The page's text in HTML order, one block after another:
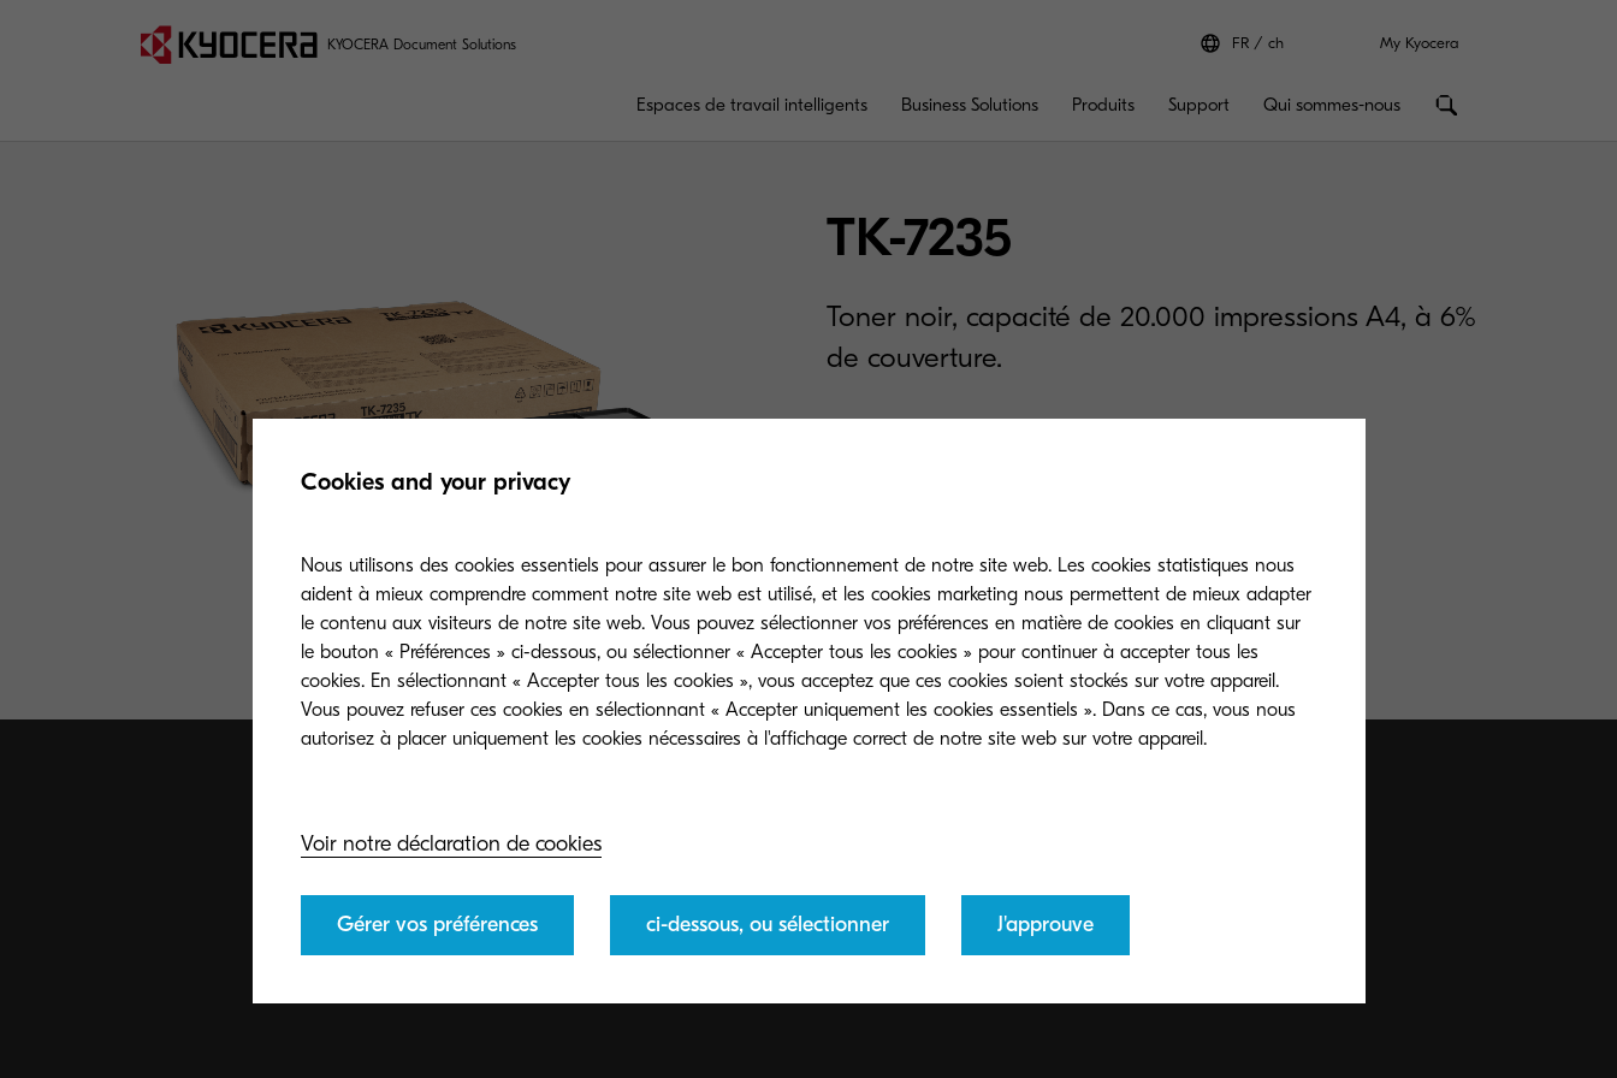
KYOCERA Document Solutions FR ch My Kyocera
Espaces de travail intelligents Business Solutions Produits Support Qui sommes-nous
TK-7235
Toner noir, capacité de 20.000 impressions A4, à 6%
de couverture.
Cookies and your privacy
Nous utilisons des cookies essentiels pour assurer le bon fonctionnement de notre site web. Les cookies statistiques nous
aident à mieux comprendre comment notre site web est utilisé, et les cookies marketing nous permettent de mieux adapter
le contenu aux visiteurs de notre site web. Vous pouvez sélectionner vos préférences en matière de cookies en cliquant sur
le bouton « Préférences » ci-dessous, ou sélectionner « Accepter tous les cookies » pour continuer à accepter tous les
cookies. En sélectionnant « Accepter tous les cookies », vous acceptez que ces cookies soient stockés sur votre appareil.
Vous pouvez refuser ces cookies en sélectionnant « Accepter uniquement les cookies essentiels ». Dans ce cas, vous nous
autorisez à placer uniquement les cookies nécessaires à l'affichage correct de notre site web sur votre appareil.
Voir notre déclaration de cookies
Gérer vos préférences ci-dessous, ou sélectionner J'approuve